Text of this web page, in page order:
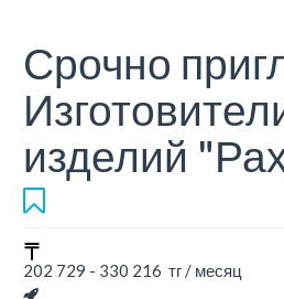
Срочно
изделий
202 729 - 330 216 тг / месяц